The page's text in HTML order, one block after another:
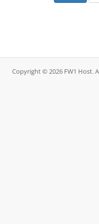
Copyright © 2026 FW1 Host.